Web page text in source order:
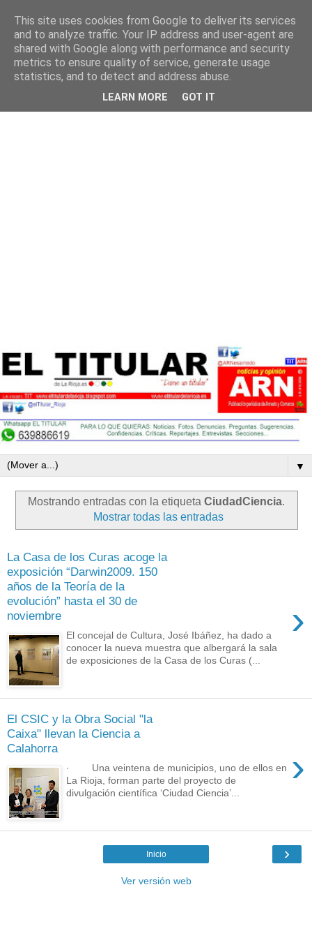
▼
Mostrando entradas con la etiqueta CiudadCiencia.
Mostrar todas las entradas
La Casa de los Curas acoge la
exposición “Darwin2009. 150
años de la Teoría de la
evolución” hasta el 30 de
noviembre
›
El concejal de Cultura, José Ibáñez, ha dado a
conocer la nueva muestra que albergará la sala
de exposiciones de la Casa de los Curas (...
El CSIC y la Obra Social "la
Caixa" llevan la Ciencia a
Calahorra
›
· Una veintena de municipios, uno de ellos en
La Rioja, forman parte del proyecto de
divulgación científica ‘Ciudad Ciencia’...
›
Inicio
Ver versión web
This site uses cookies from Google to deliver its services
and to analyze traffic. Your IP address and user-agent are
shared with Google along with performance and security
metrics to ensure quality of service, generate usage
statistics, and to detect and address abuse.
LEARN MORE GOT IT